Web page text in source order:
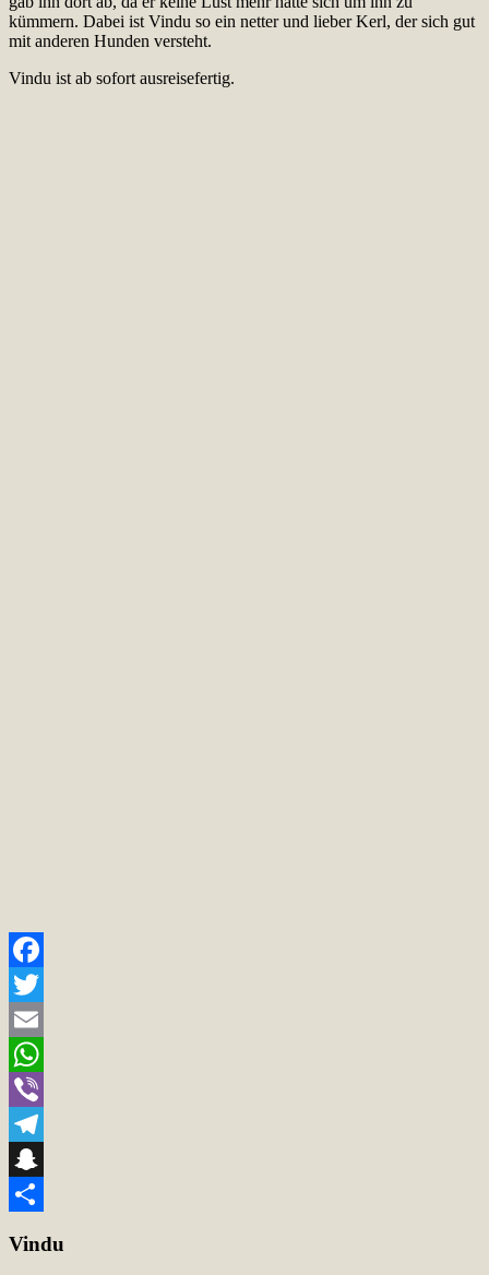
kümmern. Dabei ist Vindu so ein netter und lieber Kerl, der sich gut
mit anderen Hunden versteht.
Vindu ist ab sofort ausreisefertig.
Facebook
Twitter
Email
WhatsApp
Viber
Telegram
Snapchat
Vindu